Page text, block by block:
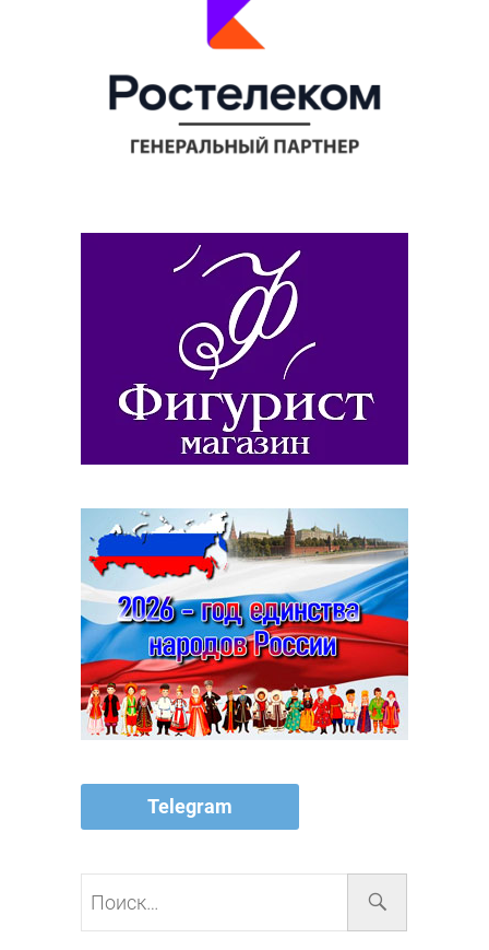
Telegram